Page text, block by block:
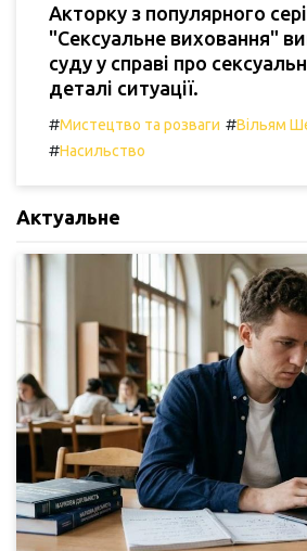
Акторку з популярного
"Сексуальне виховання"
суду у справі про
деталі ситуації.
#Мистецтво та розваги #Вільям
#Насильство
Актуальне